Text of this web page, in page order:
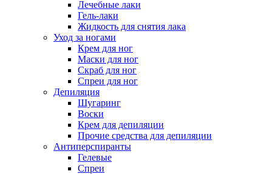
Лечебные лаки
Гель-лаки
Жидкость для снятия лака
Уход за ногами
Крем для ног
Маски для ног
Скраб для ног
Спреи для ног
Депиляция
Шугаринг
Воски
Крем для депиляции
Прочие средства для депиляции
Антиперспиранты
Гелевые
Спреи